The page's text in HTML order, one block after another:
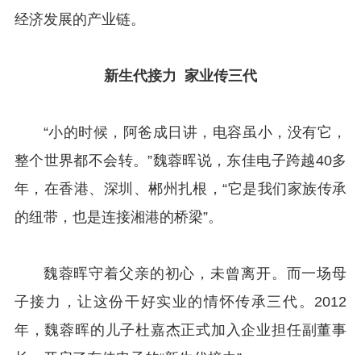
经济发展的产业链。
新生代接力 家业传三代
“小的时候，阿爸成日讲，电容虽小，没有它，
整个世界都不会转。”魏蓉晖说，东佳电子跨越40多
年，在香港、深圳、郴州扎根，“它是我们家族传承
的纽带，也是连接湘港的桥梁”。
魏蓉晖守着父亲的初心，未曾离开。而一场母
子接力，让这份干好实业的情怀传承三代。2012
年，魏蓉晖的儿子杜嘉杰正式加入企业担任副董事